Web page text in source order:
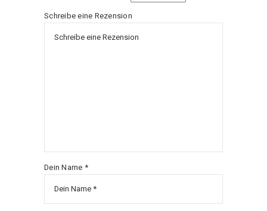
Schreibe eine Rezension
Dein Name *